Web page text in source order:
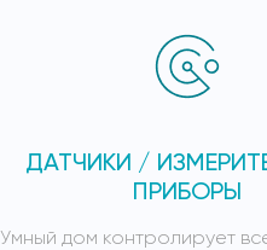
ДАТЧИКИ /
ПРИБОРЫ
Умный дом контролирует